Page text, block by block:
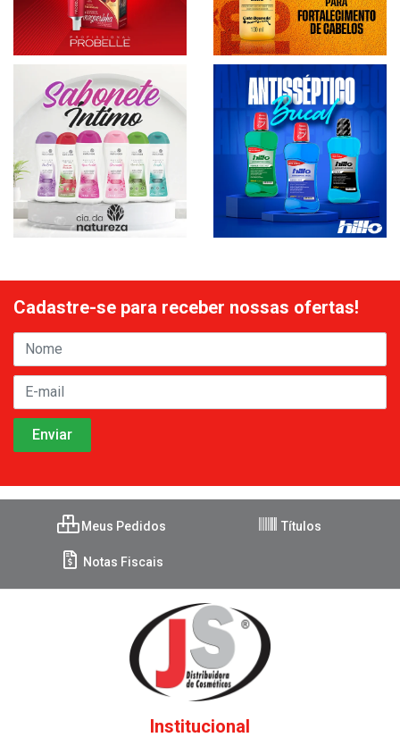
Cadastre-se para receber nossas ofertas!
Meus Pedidos Títulos
Notas Fiscais
Institucional